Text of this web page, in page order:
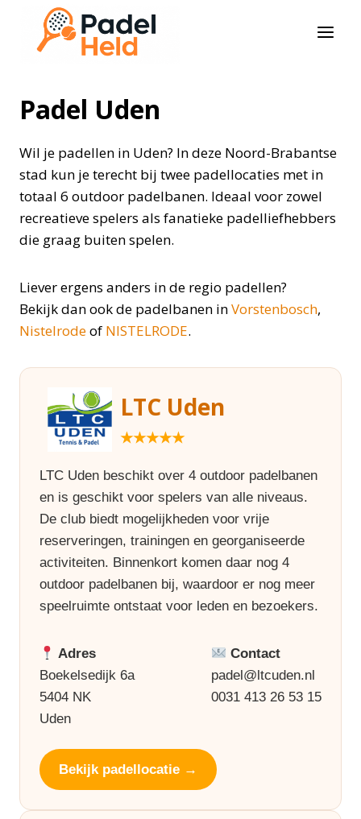
Doorgaan
inhoud
Padel Uden
Wil je padellen in Uden? In deze Noord-Brabantse
stad kun je terecht bij twee padellocaties met in
totaal 6 outdoor padelbanen. Ideaal voor zowel
recreatieve spelers als fanatieke padelliefhebbers
die graag buiten spelen.
Liever ergens anders in de regio padellen?
Bekijk dan ook de padelbanen inVorstenbosch,
Nistelrodeof NISTELRODE.
LTC Uden
★★★★★
LTC Uden beschikt over 4 outdoor padelbanen
en is geschikt voor spelers van alle niveaus.
De club biedt mogelijkheden voor vrije
reserveringen, trainingen en georganiseerde
activiteiten. Binnenkort komen daar nog 4
outdoor padelbanen bij, waardoor er nog meer
speelruimte ontstaat voor leden en bezoekers.
Adres
Boekelsedijk 6a
5404 NK
Uden
Contact
padel@ltcuden.nl
0031 413 26 53 15
Bekijk padellocatie →